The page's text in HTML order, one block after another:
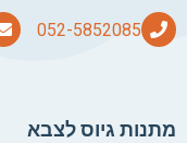
מתנות גיוס לצבא